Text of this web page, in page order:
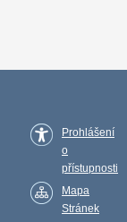
Prohlášení
o
přístupnosti
Mapa
Stránek